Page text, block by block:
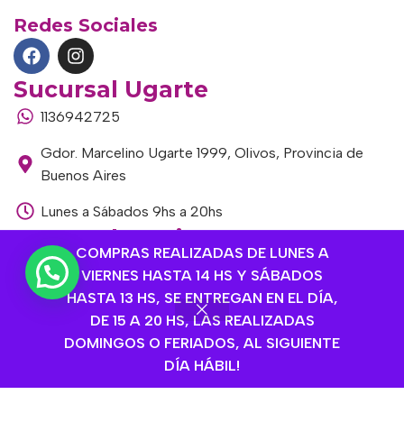
COMPRAS REALIZADAS DE LUNES A
VIERNES HASTA 14 HS Y SÁBADOS
HASTA 13 HS, SE ENTREGAN EN EL DÍA,
DE 15 A 20 HS, LAS REALIZADAS
DOMINGOS O FERIADOS, AL SIGUIENTE
DÍA HÁBIL!
Redes Sociales
Sucursal Ugarte
1136942725
Gdor. Marcelino Ugarte 1999, Olivos, Provincia de
Buenos Aires
Lunes a Sábados 9hs a 20hs
Sucursal Corrientes
1145306985
Corrientes 1464, Olivos, Provincia de Buenos Aires
Lunes a Viernes 9hs a 20hs
Sábados de 9hs a 15hs